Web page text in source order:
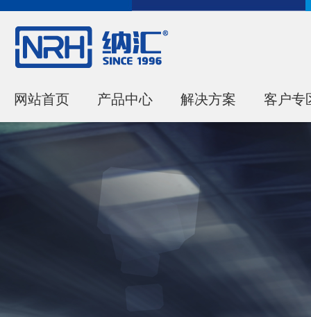
网站首页 产品中心 解决方案 客户专